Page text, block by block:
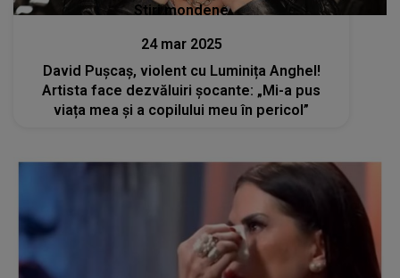
Stiri mondene
24 mar 2025
David Pușcaș, violent cu Luminița Anghel!
Artista face dezvăluiri șocante: „Mi-a pus
viața mea și a copilului meu în pericol”